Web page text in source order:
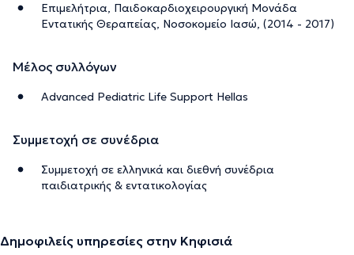
Επιμελήτρια, Παιδοκαρδιοχειρουργική Μονάδα
Εντατικής Θεραπείας, Νοσοκομείο Ιασώ, (2014 - 2017)
Μέλος συλλόγων
Advanced Pediatric Life Support Hellas
Συμμετοχή σε συνέδρια
Συμμετοχή σε ελληνικά και διεθνή συνέδρια
παιδιατρικής & εντατικολογίας
Δημοφιλείς υπηρεσίες στην Κηφισιά